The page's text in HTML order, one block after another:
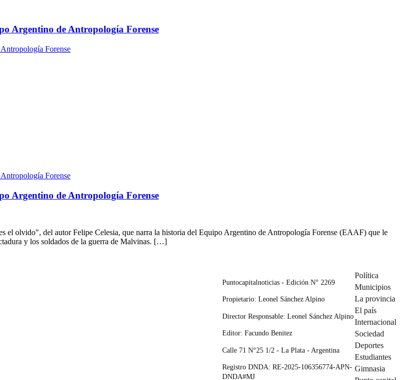
Argentino de Antropología Forense
Argentino de Antropología Forense
el olvido", del autor Felipe Celesia, que narra la historia del Equipo Argentino de Antropología Forense (EAAF) que le
y los soldados de la guerra de Malvinas. […]
Puntocapitalnoticias - Edición N° 2269
Propietario: Leonel Sánchez Alpino
Director Responsable: Leonel Sánchez Alpino
Editor: Facundo Benitez
Calle 71 N°25 1/2 - La Plata - Argentina
Registro DNDA: RE-2025-106356774-APN-
DNDA#MJ
Política
Municipios
La provincia
El país
Internacional
Sociedad
Deportes
Estudiantes
Gimnasia